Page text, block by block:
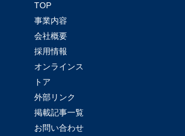
TOP
事業内容
会社概要
採用情報
オンラインス
トア
外部リンク
掲載記事一覧
お問い合わせ